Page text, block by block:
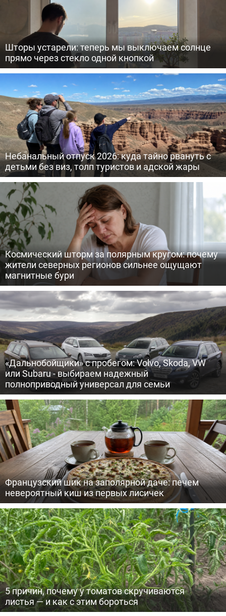
Шторы устарели: теперь мы выключаем солнце
прямо через стекло одной кнопкой
Небанальный отпуск 2026: куда тайно рвануть с
детьми без виз, толп туристов и адской жары
Космический шторм за полярным кругом: почему
жители северных регионов сильнее ощущают
магнитные бури
«Дальнобойщики» с пробегом: Volvo, Skoda, VW
или Subaru - выбираем надежный
полноприводный универсал для семьи
Французский шик на заполярной даче: печем
невероятный киш из первых лисичек
5 причин, почему у томатов скручиваются
листья — и как с этим бороться